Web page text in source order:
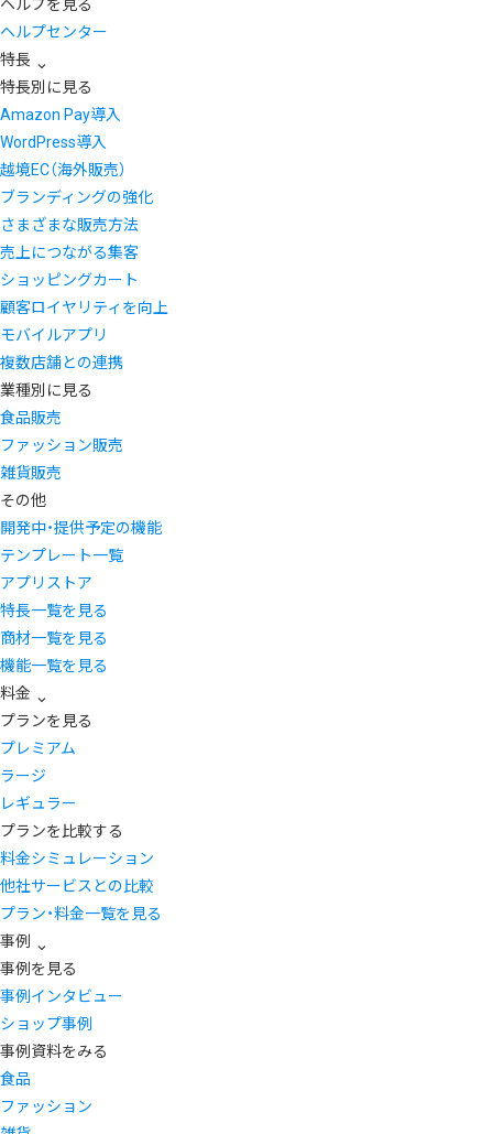
ヘルプを見る
ヘルプセンター
特長
特長別に見る
Amazon Pay導入
WordPress導入
越境EC（海外販売）
ブランディングの強化
さまざまな販売方法
売上につながる集客
ショッピングカート
顧客ロイヤリティを向上
モバイルアプリ
複数店舗との連携
業種別に見る
食品販売
ファッション販売
雑貨販売
その他
開発中・提供予定の機能
テンプレート一覧
アプリストア
特長一覧を見る
商材一覧を見る
機能一覧を見る
料金
プランを見る
プレミアム
ラージ
レギュラー
プランを比較する
料金シミュレーション
他社サービスとの比較
プラン・料金一覧を見る
事例
事例を見る
事例インタビュー
ショップ事例
事例資料をみる
食品
ファッション